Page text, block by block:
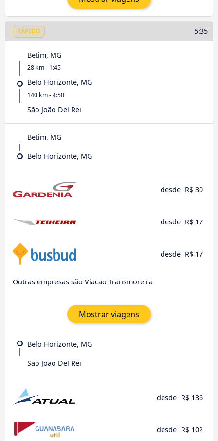
RÁPIDO 5:35
Betim, MG
28 km - 1:45
Belo Horizonte, MG
140 km - 4:50
São João Del Rei
Betim, MG
Belo Horizonte, MG
desde R$ 30
desde R$ 17
desde R$ 17
Outras empresas são Viacao Transmoreira
Mostrar viagens
Belo Horizonte, MG
São João Del Rei
desde R$ 136
desde R$ 102